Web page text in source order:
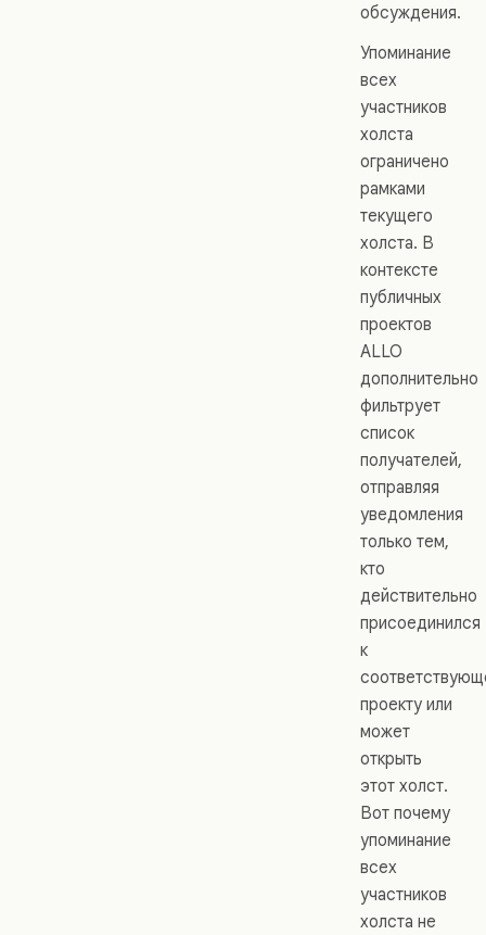
обсуждения.
Упоминание
всех
участников
холста
ограничено
рамками
текущего
холста. В
контексте
публичных
проектов
ALLO
дополнительно
фильтрует
список
получателей,
отправляя
уведомления
только тем,
кто
действительно
присоединился
к
проекту или
может
открыть
этот холст.
Вот почему
упоминание
всех
участников
холста не